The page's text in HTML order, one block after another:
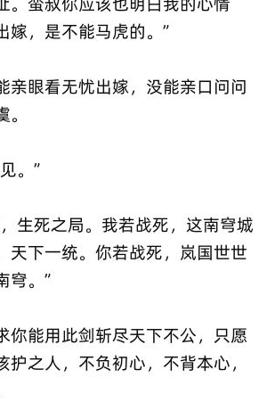
嫁，是不能马虎的。”
亲眼看无忧出嫁，没能亲口问问
。”
生死之局。我若战死，这南穹城
天下一统。你若战死，岚国世世
穹。”
你能用此剑斩尽天下不公，只愿
护之人，不负初心，不背本心，